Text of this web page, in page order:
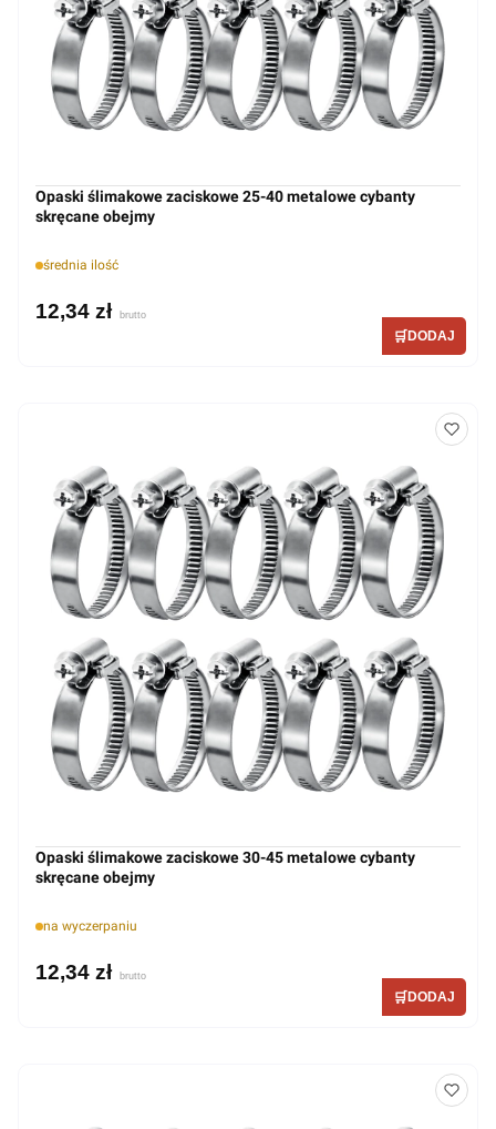
Opaski ślimakowe zaciskowe 25-40 metalowe cybanty
skręcane obejmy
średnia ilość
12,34 zł
Opaski ślimakowe zaciskowe 30-45 metalowe cybanty
skręcane obejmy
na wyczerpaniu
12,34 zł